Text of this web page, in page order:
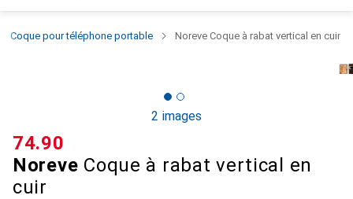
Coque pour téléphone portable Noreve Coque à rabat vertical en cuir
2 images
Noreve Coque à rabat vertical en
cuir
CHF
74.90